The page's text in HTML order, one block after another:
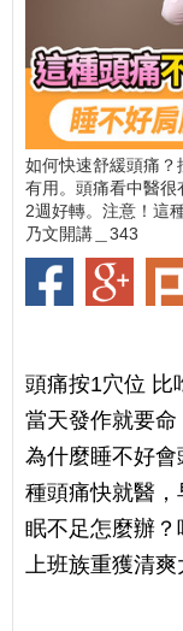
如何快速舒緩頭痛
有用。頭痛看中醫
2週好轉。注意！這
乃文開講＿343
頭痛按1穴位 比
當天發作就要命
為什麼睡不好
種頭痛快就醫
眠不足怎麼辦
上班族重獲清